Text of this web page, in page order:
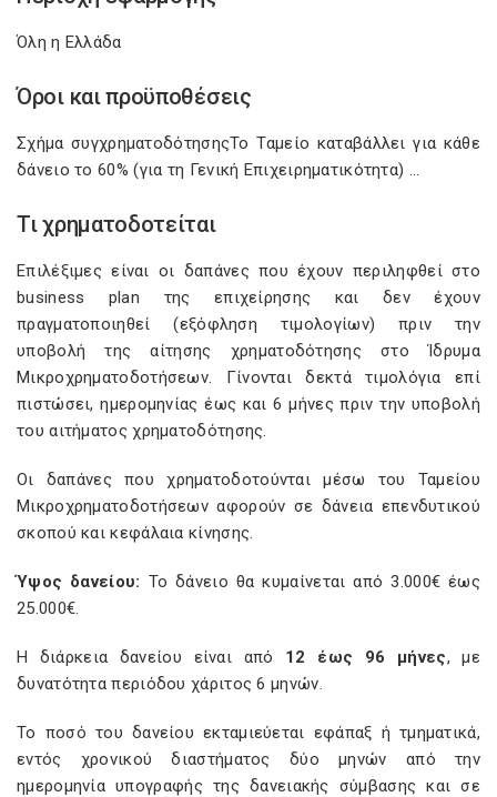
Όλη η Ελλάδα
Όροι και προϋποθέσεις
​​​​Σχήμα συγχρηματοδότησηςΤο Ταμείο καταβάλλει για κάθε
δάνειο το 60% (για τη Γενική Επιχειρηματικότητα) …
Τι χρηματοδοτείται
Επιλέξιμες είναι οι δαπάνες που έχουν περιληφθεί στο
business plan της επιχείρησης και δεν έχουν
πραγματοποιηθεί (εξόφληση τιμολογίων) πριν την
υποβολή της αίτησης χρηματοδότησης στο Ίδρυμα
Μικροχρηματοδοτήσεων. Γίνονται δεκτά τιμολόγια επί
πιστώσει, ημερομηνίας έως και 6 μήνες πριν την υποβολή
του αιτήματος χρηματοδότησης.
Οι δαπάνες που χρηματοδοτούνται μέσω του Ταμείου
Μικροχρηματοδοτήσεων αφορούν σε δάνεια επενδυτικού
σκοπού και κεφάλαια κίνησης.​
Ύψος δανείου: Το δάνειο θα κυμαίνεται από 3.000€ έως
25.000€.
Η διάρκεια δανείου είναι από 12 έως 96 μήνες, με
δυνατότητα περιόδου χάριτος 6 μηνών.
Το ποσό του δανείου εκταμιεύεται εφάπαξ ή τμηματικά,
εντός χρονικού διαστήματος δύο μηνών από την
ημερομηνία υπογραφής της δανειακής σύμβασης και σε